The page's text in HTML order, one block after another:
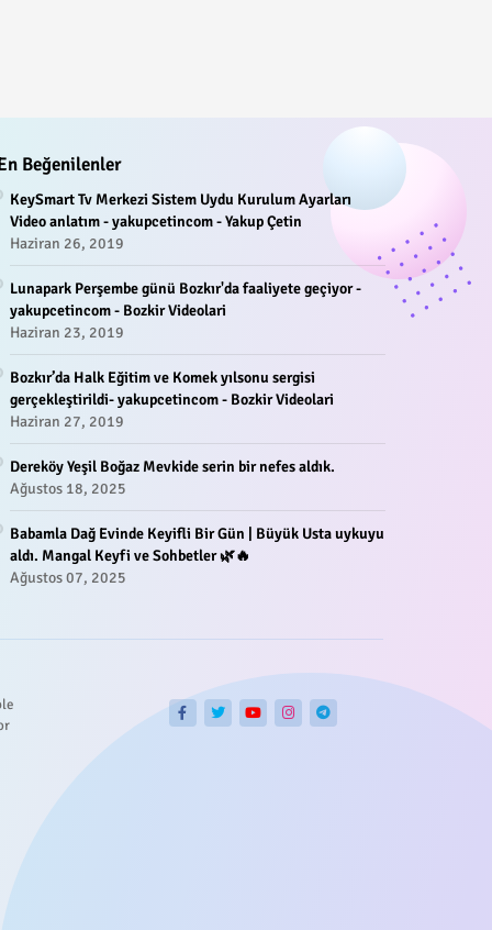
Beğenilenler
KeySmart Tv Merkezi Sistem Uydu Kurulum Ayarları
Video anlatım - yakupcetincom - Yakup Çetin
Haziran 26, 2019
Lunapark Perşembe günü Bozkır'da faaliyete geçiyor -
yakupcetincom - Bozkir Videolari
Haziran 23, 2019
Bozkır’da Halk Eğitim ve Komek yılsonu sergisi
gerçekleştirildi- yakupcetincom - Bozkir Videolari
Haziran 27, 2019
Dereköy Yeşil Boğaz Mevkide serin bir nefes aldık.
Ağustos 18, 2025
Babamla Dağ Evinde Keyifli Bir Gün | Büyük Usta uykuyu
aldı. Mangal Keyfi ve Sohbetler 🌿🔥
Ağustos 07, 2025